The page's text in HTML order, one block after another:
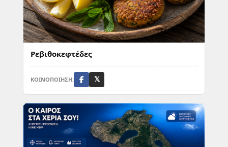
Ρεβιθοκεφτέδες
ΚΟΙΝΟΠΟΙΗΣΗ: 𝕏